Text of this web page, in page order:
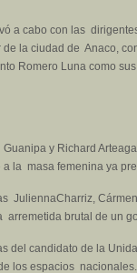
a cabo con las
la ciudad de Anaco,
Romero Luna como
y Richard
la masa femenina ya
JuliennaCharriz,
arremetida brutal de un
del candidato de la
los espacios nacionales.